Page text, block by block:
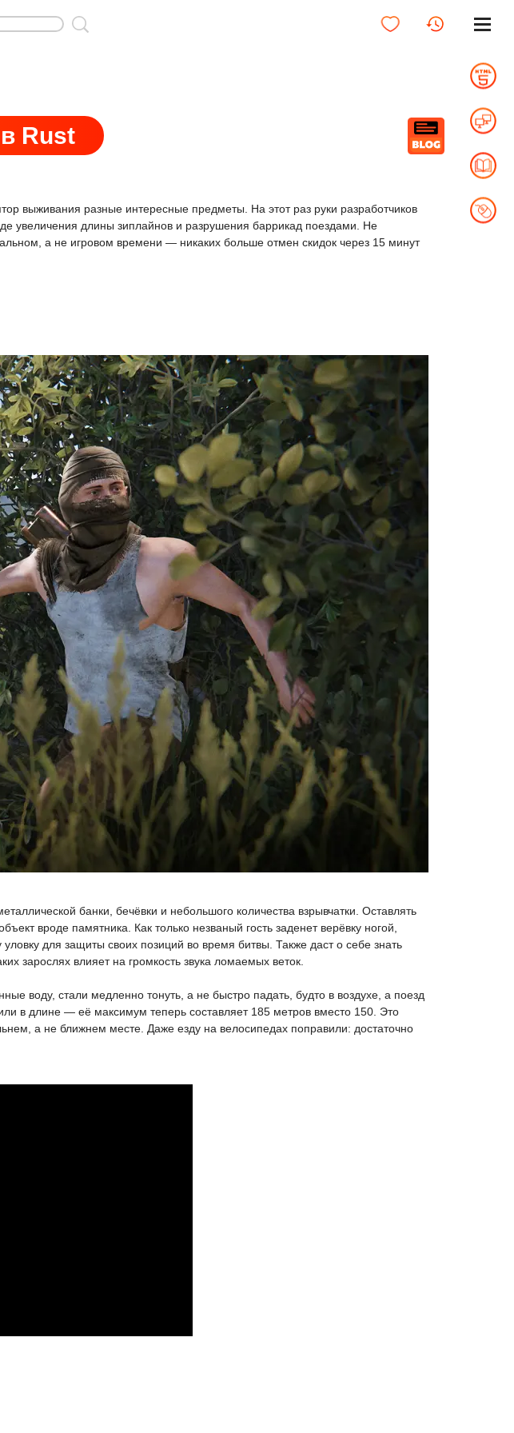
Rust
выживания разные интересные предметы. На этот раз руки разработчиков
увеличения длины зиплайнов и разрушения баррикад поездами. Не
а не игровом времени — никаких больше отмен скидок через 15 минут
банки, бечёвки и небольшого количества взрывчатки. Оставлять
вроде памятника. Как только незваный гость заденет верёвку ногой,
для защиты своих позиций во время битвы. Также даст о себе знать
зарослях влияет на громкость звука ломаемых веток.
воду, стали медленно тонуть, а не быстро падать, будто в воздухе, а поезд
в длине — её максимум теперь составляет 185 метров вместо 150. Это
а не ближнем месте. Даже езду на велосипедах поправили: достаточно